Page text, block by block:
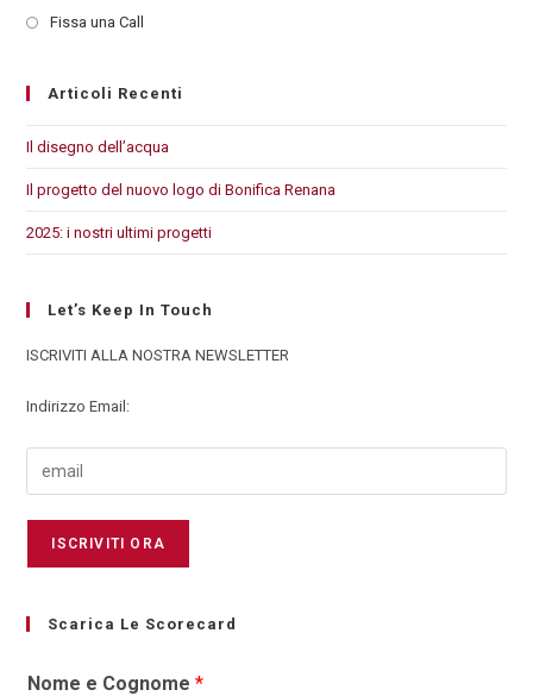
Fissa una Call
Articoli Recenti
Il disegno dell’acqua
Il progetto del nuovo logo di Bonifica Renana
2025: i nostri ultimi progetti
Let’s Keep In Touch
ISCRIVITI ALLA NOSTRA NEWSLETTER
Indirizzo Email:
Scarica Le Scorecard
Nome e Cognome*